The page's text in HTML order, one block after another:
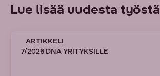
Lue lisää uudesta työstä
ARTIKKELI
7/2026 DNA YRITYKSILLE